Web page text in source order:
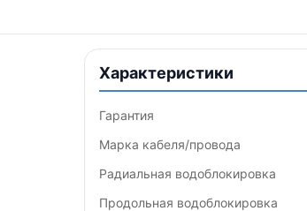
Характеристики
Гарантия
Марка кабеля/провода
Радиальная водоблокировка
Продольная водоблокировка